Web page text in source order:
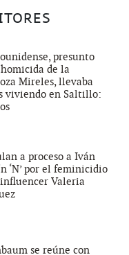
presunto
de la
Mireles, llevaba
viviendo en Saltillo:
a proceso a Iván
‘N’ por el feminicidio
Valeria
se reúne con